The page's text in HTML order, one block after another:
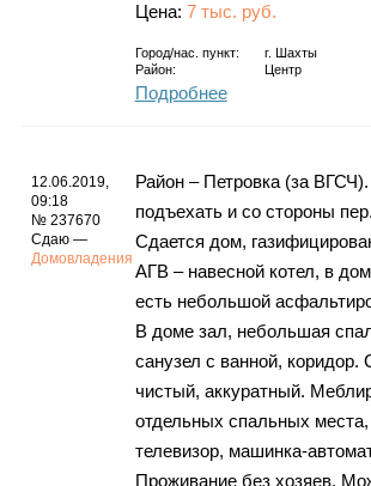
Фотогалерея
Цена: 7 тыс. руб.
Город/нас. пункт: г.
Шахты
Район:
Центр
Подробнее
12.06.2019,
09:18
№ 237670
Сдаю —
Домовладения
Район – Петровка (за
подъехать и со стороны
Сдается дом,
АГВ – навесной котел, в
есть небольшой
В доме зал, небольшая
санузел с ванной, коридор.
чистый, аккуратный.
отдельных спальных
телевизор, машинка-
Проживание без хозяев.